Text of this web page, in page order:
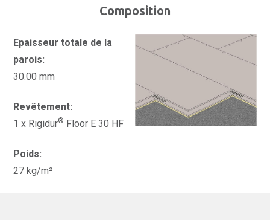
Composition
Epaisseur totale de la
parois:
30.00 mm
Revêtement:
1 x Rigidur® Floor E 30 HF
Poids:
27 kg/m²